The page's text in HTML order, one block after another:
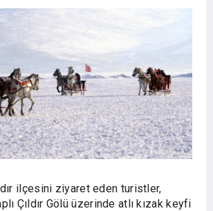
ilçesini ziyaret eden turistler,
Çıldır Gölü üzerinde atlı kızak keyfi